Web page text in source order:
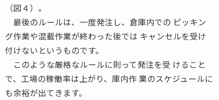
（図４）。
最後のルールは、一度発注し、倉庫内での ピッキン
グ作業や混載作業が終わった後では キャンセルを受け
付けないというものです。
このような厳格なルールに則って発注を受 けること
で、工場の稼働率は上がり、庫内作 業のスケジュールに
も余裕が出てきます。